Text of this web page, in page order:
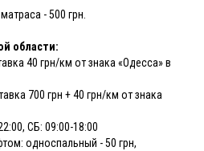
- 500 грн.
области:
40 грн/км от знака «Одесса» в
700 грн + 40 грн/км от знака
СБ: 09:00-18:00
односпальный - 50 грн,